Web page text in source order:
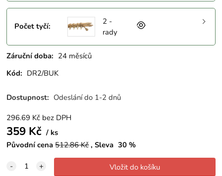
Počet tyčí:
2 -
rady
Záruční doba: 24 měsíců
Kód: DR2/BUK
Dostupnost: Odeslání do 1-2 dnů
296.69 Kč bez DPH
359 Kč
ks
Původní cena 512.86Kč Sleva 30 %